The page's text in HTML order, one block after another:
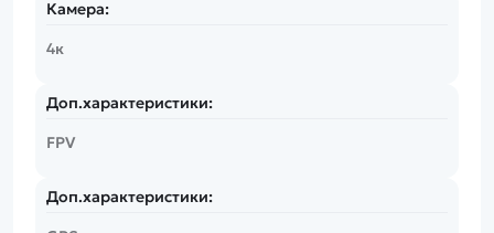
Камера:
4к
Доп.характеристики:
FPV
Доп.характеристики: